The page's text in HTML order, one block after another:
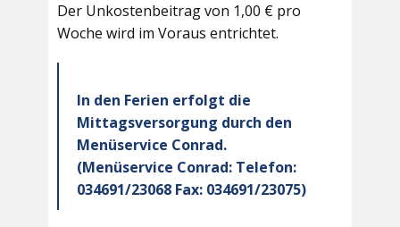
Der Unkostenbeitrag von 1,00 € pro
Woche wird im Voraus entrichtet.
In den Ferien erfolgt die
Mittagsversorgung durch den
Menüservice Conrad.
(Menüservice Conrad: Telefon:
034691/23068 Fax: 034691/23075)